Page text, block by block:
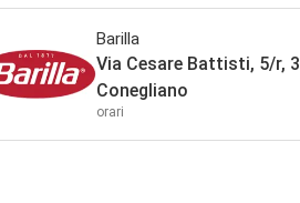
Barilla
Via Cesare Battisti, 5/r,
Conegliano
orari